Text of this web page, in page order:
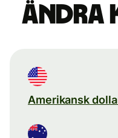
Ändra
Amerikansk